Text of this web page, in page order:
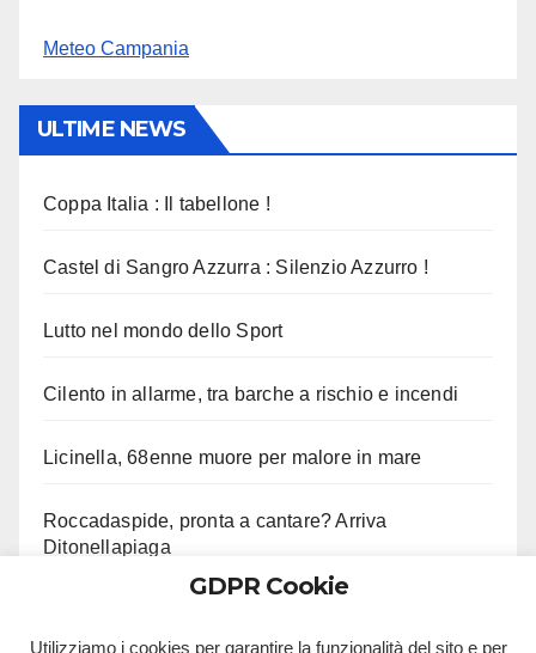
Meteo Campania
ULTIME NEWS
Coppa Italia : Il tabellone !
Castel di Sangro Azzurra : Silenzio Azzurro !
Lutto nel mondo dello Sport
Cilento in allarme, tra barche a rischio e incendi
Licinella, 68enne muore per malore in mare
Roccadaspide, pronta a cantare? Arriva
Ditonellapiaga
GDPR Cookie
Utilizziamo i cookies per garantire la funzionalità del sito e per